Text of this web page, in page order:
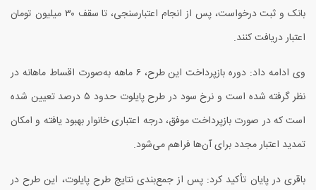
بانک و ثبت درخواست، پس از انجام اعتبارسنجی، تا سقف ۳۰ میلیون تومان
اعتبار دریافت کنند.
وی ادامه داد: دوره بازپرداخت این طرح،۶ ماهه به‌صورت اقساط ماهانه در
نظر گرفته شده است و نرخ سود در طرح پایلوت حدود ۵درصد تعیین شده
است که در صورت بازپرداخت موفق، درجه اعتباری خانوار بهبود یافته و امکان
تمدید اعتبار مجدد برای آن‌ها فراهم می‌شود.
باقری در پایان تأکید کرد: پس از جمع‌بندی نتایج طرح پایلوت، این طرح در